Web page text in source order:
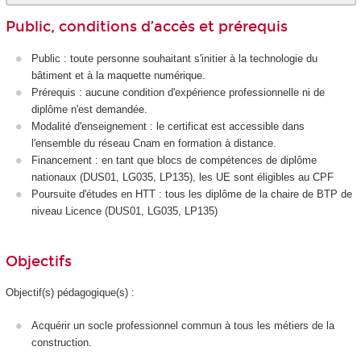
Public, conditions d’accès et prérequis
Public : toute personne souhaitant s'initier à la technologie du
bâtiment et à la maquette numérique.
Prérequis : aucune condition d'expérience professionnelle ni de
diplôme n'est demandée.
Modalité d'enseignement : le certificat est accessible dans
l'ensemble du réseau Cnam en formation à distance.
Financement : en tant que blocs de compétences de diplôme
nationaux (DUS01, LG035, LP135), les UE sont éligibles au CPF
Poursuite d'études en HTT : tous les diplôme de la chaire de BTP de
niveau Licence (DUS01, LG035, LP135)
Objectifs
Objectif(s) pédagogique(s) :
Acquérir un socle professionnel commun à tous les métiers de la
construction.